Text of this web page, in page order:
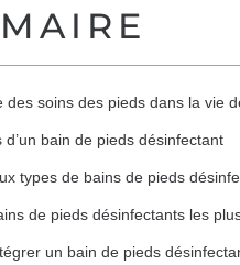
des soins des pieds dans la vie
d’un bain de pieds désinfectant
types de bains de pieds
de pieds désinfectants les
un bain de pieds